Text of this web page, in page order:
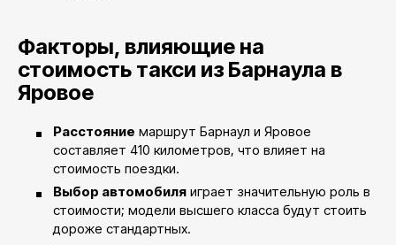
Факторы, влияющие на
стоимость такси из Барнаула в
Яровое
Расстояние маршрут Барнаул и Яровое
составляет 410 километров, что влияет на
стоимость поездки.
Выбор автомобиля играет значительную роль в
стоимости; модели высшего класса будут стоить
дороже стандартных.